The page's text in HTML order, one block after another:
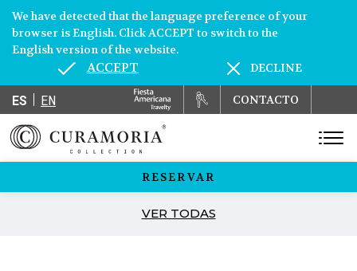
ES EN CONTACTO
RESERVAR
We have detected that the language preference of your
browser is English. Click ACCEPT to switch to the
English version of the website.
ACCEPT DECLINE
VER TODAS